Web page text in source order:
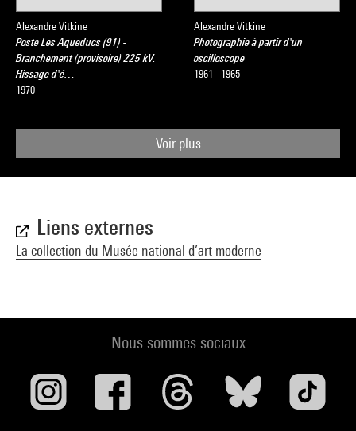
Alexandre Vitkine
Poste Les Aqueducs (91) -
Branchement (provisoire) 225 kV.
Hissage d'é…
1970
Alexandre Vitkine
Photographie à partir d'un
oscilloscope
1961 - 1965
Voir plus
Liens externes
La collection du Musée national d’art moderne
Nous sommes sociaux